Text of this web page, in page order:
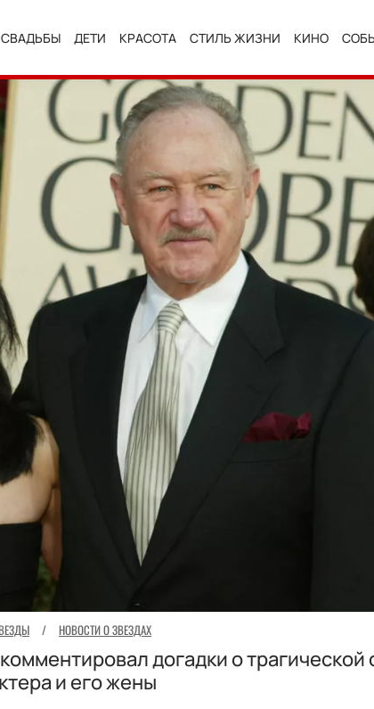
СВАДЬБЫ ДЕТИ КРАСОТА СТИЛЬ ЖИЗНИ КИНО
/ НОВОСТИ О ЗВЕЗДАХ
догадки о трагической
и его жены